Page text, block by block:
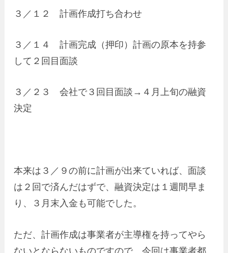
３／１２ 計画作成打ち合わせ
３／１４ 計画完成（押印）計画の原本を持参
して２回目面談
３／２３ 会社で３回目面談→４月上旬の融資
決定
本来は３／９の前に計画が出来ていれば、面談
は２回で済んだはずで、融資決定は１週間早ま
り、３月末入金も可能でした。
ただ、計画作成は事業者が主導権を持ってやら
ないとならないものですので、今回は事業者都